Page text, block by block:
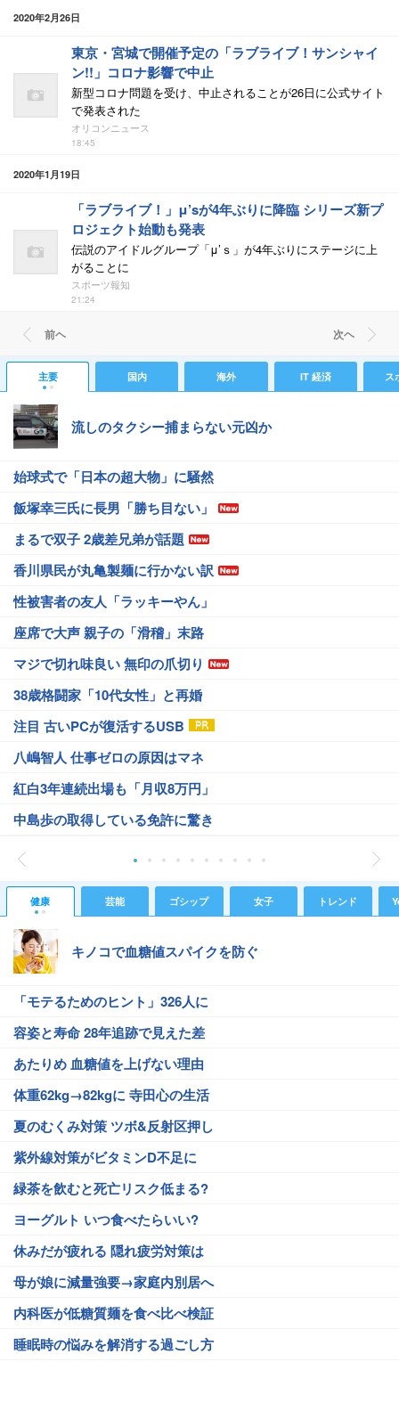
2020年2月26日
東京・宮城で開催予定の「ラブライブ！サンシャイ
ン!!」コロナ影響で中止
新型コロナ問題を受け、中止されることが26日に公式サイト
で発表された
オリコンニュース
18:45
2020年1月19日
「ラブライブ！」μ’sが4年ぶりに降臨 シリーズ新プ
ロジェクト始動も発表
伝説のアイドルグループ「μ’ｓ」が4年ぶりにステージに上
がることに
スポーツ報知
21:24
前ヘ 次ヘ
主要 国内 海外 IT 経済 ス
流しのタクシー捕まらない元凶か
始球式で「日本の超大物」に騒然
飯塚幸三氏に長男「勝ち目ない」
まるで双子 2歳差兄弟が話題
香川県民が丸亀製麺に行かない訳
性被害者の友人「ラッキーやん」
座席で大声 親子の「滑稽」末路
マジで切れ味良い 無印の爪切り
38歳格闘家「10代女性」と再婚
注目 古いPCが復活するUSB
八嶋智人 仕事ゼロの原因はマネ
紅白3年連続出場も「月収8万円」
中島歩の取得している免許に驚き
健康 芸能 ゴシップ 女子 トレンド
キノコで血糖値スパイクを防ぐ
「モテるためのヒント」326人に
容姿と寿命 28年追跡で見えた差
あたりめ 血糖値を上げない理由
体重62kg→82kgに 寺田心の生活
夏のむくみ対策 ツボ&反射区押し
紫外線対策がビタミンD不足に
緑茶を飲むと死亡リスク低まる?
ヨーグルト いつ食べたらいい?
休みだが疲れる 隠れ疲労対策は
母が娘に減量強要→家庭内別居へ
内科医が低糖質麺を食べ比べ検証
睡眠時の悩みを解消する過ごし方